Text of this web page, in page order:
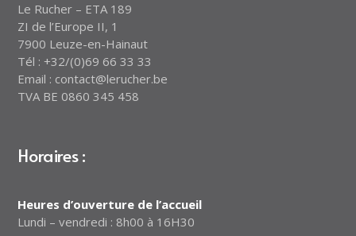
Le Rucher – ETA 189
ZI de l’Europe II, 1
7900 Leuze-en-Hainaut
Tél : +32/(0)69 66 33 33
Email : contact@lerucher.be
TVA BE 0860 345 458
Horaires :
Heures d’ouverture de l’accueil
Lundi – vendredi : 8h00 à 16H30